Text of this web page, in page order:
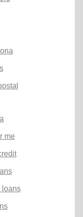
me
loans